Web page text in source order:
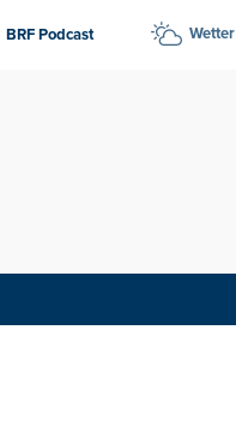
BRF Podcast Wetter